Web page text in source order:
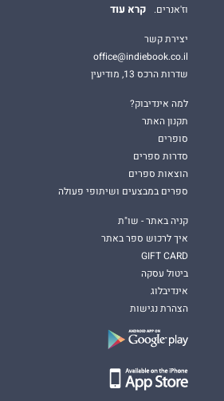
וז'אנרים.
קרא עוד
יצירת קשר
office@indiebook.co.il
שדרות הרכס 13, מודיעין
למה אינדיבוק?
תקנון האתר
סופרים
סדרות ספרים
הוצאות ספרים
ספרים במבצעים ושיתופי פעולה
קניה באתר - שו"ת
איך לרכוש ספר באתר
GIFT CARD
ביטול עסקה
אינדיבלוג
הצהרת נגישות